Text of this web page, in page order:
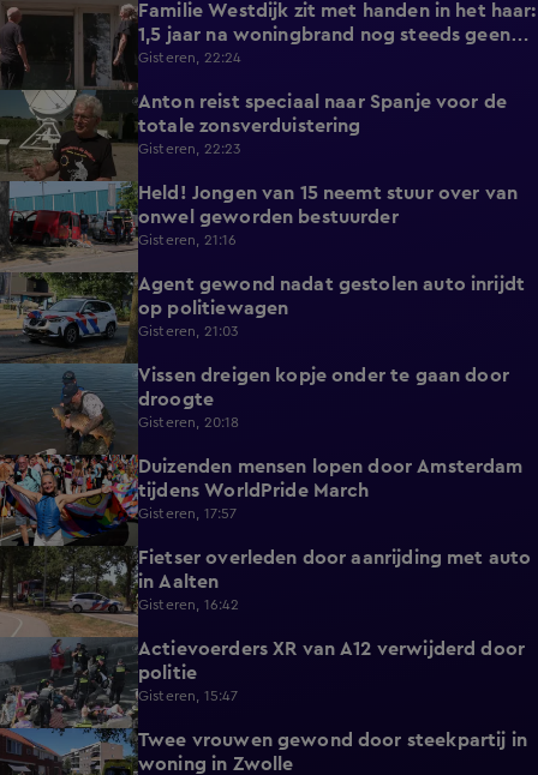
2:10
Familie Westdijk zit met handen in het haar:
1,5 jaar na woningbrand nog steeds geen
zicht op hulp
Gisteren, 22:24
1:42
Anton reist speciaal naar Spanje voor de
totale zonsverduistering
Gisteren, 22:23
0:30
Held! Jongen van 15 neemt stuur over van
onwel geworden bestuurder
Gisteren, 21:16
0:32
Agent gewond nadat gestolen auto inrijdt
op politiewagen
Gisteren, 21:03
1:20
Vissen dreigen kopje onder te gaan door
droogte
Gisteren, 20:18
0:31
Duizenden mensen lopen door Amsterdam
tijdens WorldPride March
Gisteren, 17:57
0:32
Fietser overleden door aanrijding met auto
in Aalten
Gisteren, 16:42
0:39
Actievoerders XR van A12 verwijderd door
politie
Gisteren, 15:47
0:45
Twee vrouwen gewond door steekpartij in
woning in Zwolle